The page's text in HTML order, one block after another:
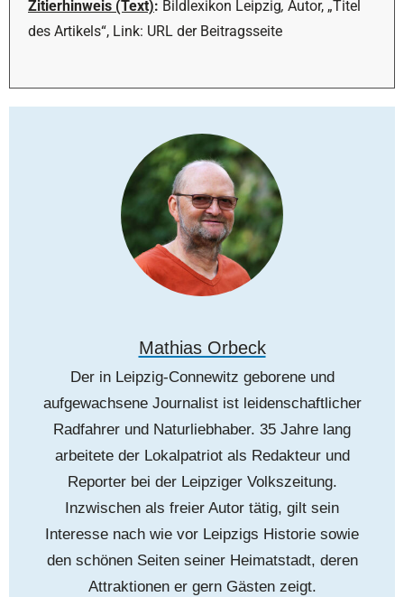
Zitierhinweis (Text): Bildlexikon Leipzig, Autor, „Titel
des Artikels“, Link: URL der Beitragsseite
Mathias Orbeck
Der in Leipzig-Connewitz geborene und
aufgewachsene Journalist ist leidenschaftlicher
Radfahrer und Naturliebhaber. 35 Jahre lang
arbeitete der Lokalpatriot als Redakteur und
Reporter bei der Leipziger Volkszeitung.
Inzwischen als freier Autor tätig, gilt sein
Interesse nach wie vor Leipzigs Historie sowie
den schönen Seiten seiner Heimatstadt, deren
Attraktionen er gern Gästen zeigt.